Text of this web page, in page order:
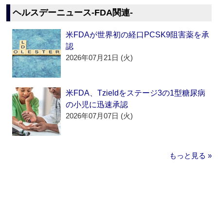
ヘルスデーニュース‐FDA関連‐
米FDAが世界初の経口PCSK9阻害薬を承
認
2026年07月21日 (火)
米FDA、Tzieldをステージ3の1型糖尿病
の小児に迅速承認
2026年07月07日 (火)
もっと見る »